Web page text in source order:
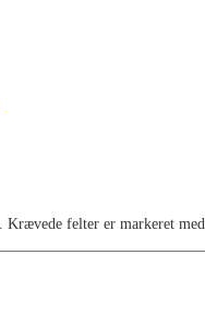
Krævede felter er markeret med